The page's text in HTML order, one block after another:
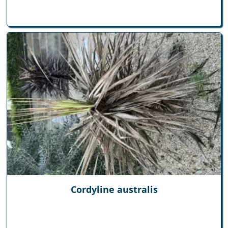
Cordyline australis